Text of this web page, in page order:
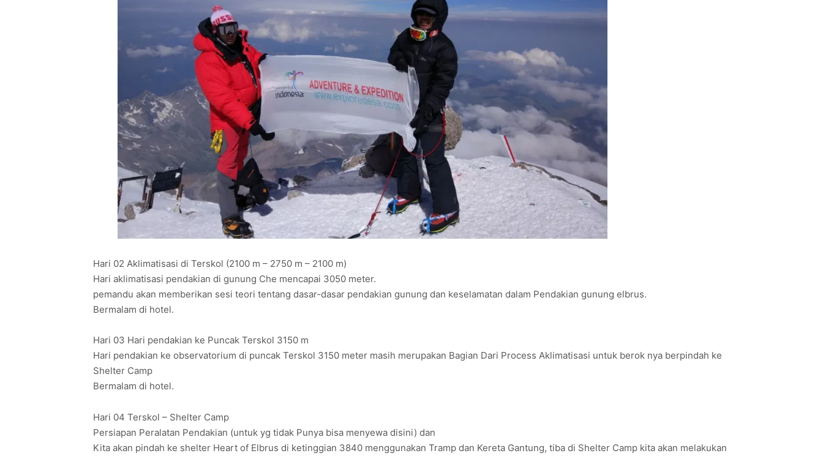
Hari 02 Aklimatisasi di Terskol (2100 m – 2750 m – 2100 m)
Hari aklimatisasi pendakian di gunung Che mencapai 3050 meter.
pemandu akan memberikan sesi teori tentang dasar-dasar pendakian gunung dan keselamatan dalam Pendakian gunung elbrus.
Bermalam di hotel.
Hari 03 Hari pendakian ke Puncak Terskol 3150 m
Hari pendakian ke observatorium di puncak Terskol 3150 meter masih merupakan Bagian Dari Process Aklimatisasi untuk berok nya berpindah ke
Shelter Camp
Bermalam di hotel.
Hari 04 Terskol – Shelter Camp
Persiapan Peralatan Pendakian (untuk yg tidak Punya bisa menyewa disini) dan
Kita akan pindah ke shelter Heart of Elbrus di ketinggian 3840 menggunakan Tramp dan Kereta Gantung, tiba di Shelter Camp kita akan melakukan